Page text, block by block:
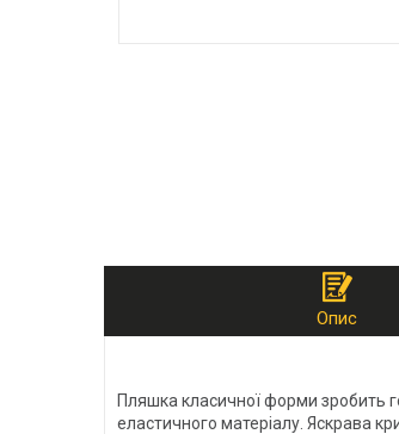
Опис
Пляшка класичної форми зробить
еластичного матеріалу. Яскрава